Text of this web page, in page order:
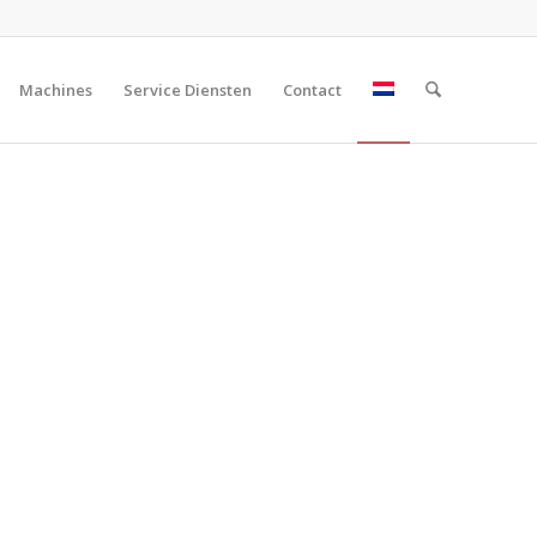
Machines Service Diensten Contact